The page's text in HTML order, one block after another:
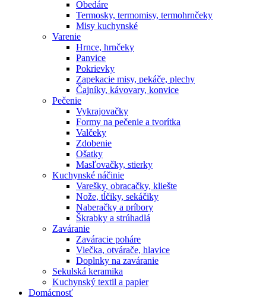
Obedáre
Termosky, termomisy, termohrnčeky
Misy kuchynské
Varenie
Hrnce, hrnčeky
Panvice
Pokrievky
Zapekacie misy, pekáče, plechy
Čajníky, kávovary, konvice
Pečenie
Vykrajovačky
Formy na pečenie a tvorítka
Valčeky
Zdobenie
Ošatky
Masľovačky, stierky
Kuchynské náčinie
Varešky, obracačky, kliešte
Nože, tĺčiky, sekáčiky
Naberačky a príbory
Škrabky a strúhadlá
Zaváranie
Zaváracie poháre
Viečka, otvárače, hlavice
Doplnky na zaváranie
Sekulská keramika
Kuchynský textil a papier
Domácnosť